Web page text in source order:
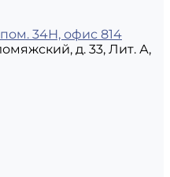
34Н, офис 814
д. 33, Лит. А,